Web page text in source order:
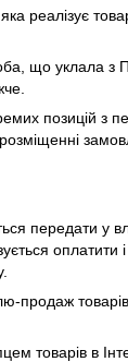
реалізує
що уклала з
позицій з
передати у
оплатити
продаж
товарів в